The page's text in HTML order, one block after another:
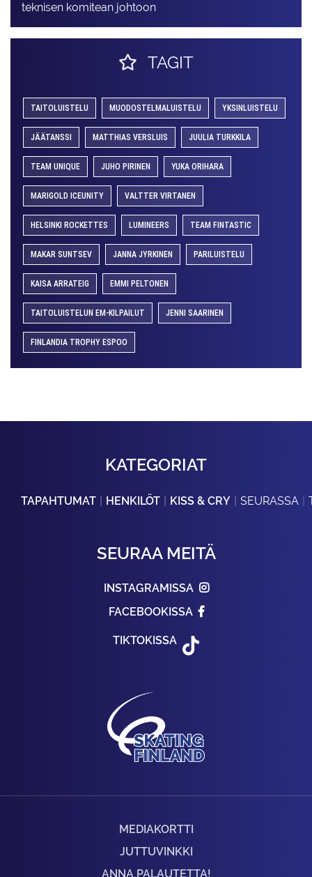
teknisen komitean johtoon
TAGIT
TAITOLUISTELU MUODOSTELMALUISTELU YKSINLUISTELU
JÄÄTANSSI MATTHIAS VERSLUIS JUULIA TURKKILA
TEAM UNIQUE JUHO PIRINEN YUKA ORIHARA
MARIGOLD ICEUNITY VALTTER VIRTANEN
HELSINKI ROCKETTES LUMINEERS TEAM FINTASTIC
MAKAR SUNTSEV JANNA JYRKINEN PARILUISTELU
KAISA ARRATEIG EMMI PELTONEN
TAITOLUISTELUN EM-KILPAILUT JENNI SAARINEN
FINLANDIA TROPHY ESPOO
KATEGORIAT
TAPAHTUMAT HENKILÖT KISS & CRY SEURASSA
SEURAA MEITÄ
INSTAGRAMISSA
FACEBOOKISSA
TIKTOKISSA
MEDIAKORTTI
JUTTUVINKKI
ANNA PALAUTETTA!